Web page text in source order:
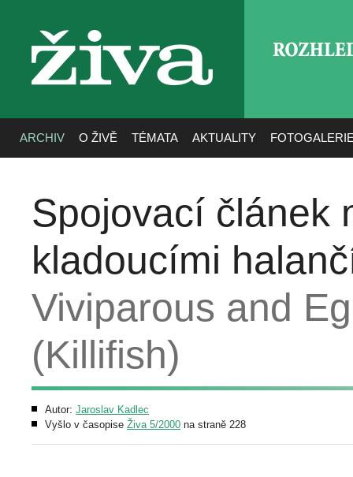
živa
ARCHIV O ŽIVĚ TÉMATA AKTUALITY
Spojovací článek
kladoucími
Viviparous and
(Killifish)
Autor: Jaroslav Kadlec
Vyšlo v časopise Živa 5/2000 na straně 228